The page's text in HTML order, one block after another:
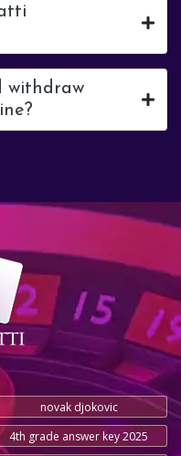
withdraw
novak djokovic
4th grade answer key 2025